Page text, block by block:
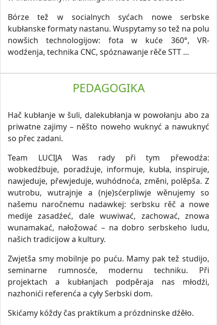
Bórze tež w socialnych syćach nowe serbske
kubłanske formaty nastanu. Wuspytamy so tež na polu
nowšich technologijow: fota w kuće 360°, VR-
wodźenja, technika CNC, spóznawanje rěče STT ...
PEDAGOGIKA
Hač kubłanje w šuli, dalekubłanja w powołanju abo za
priwatne zajimy – něšto noweho wuknyć a nawuknyć
so přec zadani.
Team LUCIJA Was rady při tym přewodźa:
wobkedźbuje, poradźuje, informuje, kubła, inspiruje,
nawjeduje, přewjeduje, wuhódnoća, změni, polěpša. Z
wutrobu, wutrajnje a (nje)sćerpliwje wěnujemy so
našemu naročnemu nadawkej: serbsku rěč a nowe
medije zasadźeć, dale wuwiwać, zachować, znowa
wunamakać, nałožować – na dobro serbskeho ludu,
našich tradicijow a kultury.
Zwjetša smy mobilnje po puću. Mamy pak tež studijo,
seminarne rumnosće, modernu techniku. Při
projektach a kubłanjach podpěraja nas młodźi,
nazhonići referenća a cyły Serbski dom.
Skićamy kóždy čas praktikum a prózdninske dźěło.